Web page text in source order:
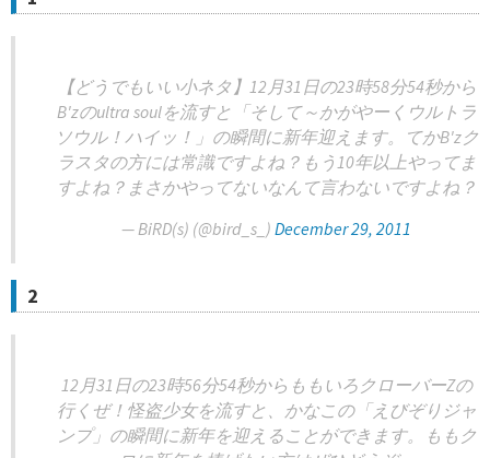
【どうでもいい小ネタ】12月31日の23時58分54秒から
B'zのultra soulを流すと「そして～かがやーくウルトラ
ソウル！ハイッ！」の瞬間に新年迎えます。てかB'zク
ラスタの方には常識ですよね？もう10年以上やってま
すよね？まさかやってないなんて言わないですよね？
— BiRD(s) (@bird_s_) December 29, 2011
2
12月31日の23時56分54秒からももいろクローバーZの
行くぜ！怪盗少女を流すと、かなこの「えびぞりジャ
ンプ」の瞬間に新年を迎えることができます。ももク